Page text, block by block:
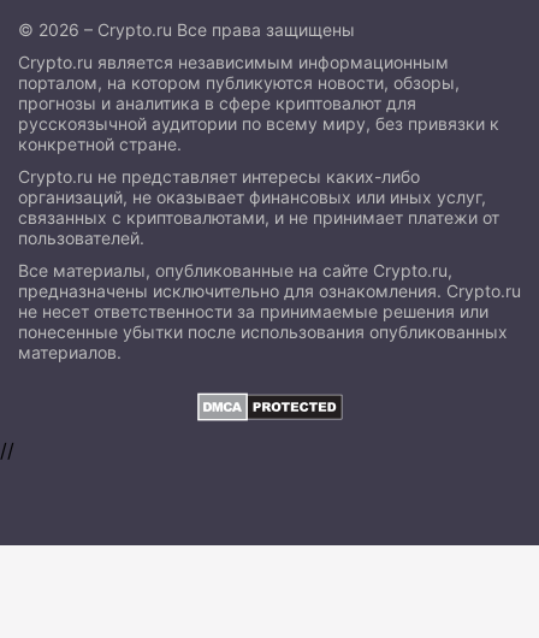
© 2026 – Crypto.ru Все права защищены
Crypto.ru является независимым информационным
порталом, на котором публикуются новости, обзоры,
прогнозы и аналитика в сфере криптовалют для
русскоязычной аудитории по всему миру, без привязки к
конкретной стране.
Crypto.ru не представляет интересы каких-либо
организаций, не оказывает финансовых или иных услуг,
связанных с криптовалютами, и не принимает платежи от
пользователей.
Все материалы, опубликованные на сайте Crypto.ru,
предназначены исключительно для ознакомления. Crypto.ru
не несет ответственности за принимаемые решения или
понесенные убытки после использования опубликованных
материалов.
//